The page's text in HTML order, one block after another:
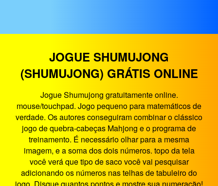
JOGUE SHUMUJONG
(SHUMUJONG) GRÁTIS ONLINE
Jogue Shumujong gratuitamente online.
mouse/touchpad. Jogo pequeno para matemáticos de
verdade. Os autores conseguiram combinar o clássico
jogo de quebra-cabeças Mahjong e o programa de
treinamento. É necessário olhar para a mesma
imagem, e a soma dos dois números. topo da tela
você verá que tipo de saco você vai pesquisar
adicionando os números nas telhas de tabuleiro do